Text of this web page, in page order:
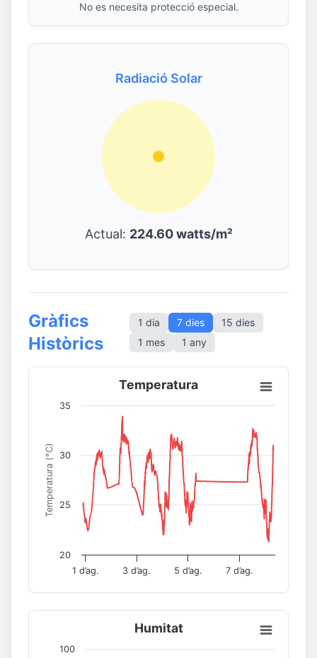
No es necesita protecció especial.
Radiació Solar
Actual: 224.60 watts/m²
Gràfics
Històrics
1 dia 7 dies
15 dies
1 mes
1 any
Temperatura (°C)
Temperatura
1 d’ag. 3 d’ag. 5 d’ag. 7 d’ag.
20
25
30
35
Humitat
100